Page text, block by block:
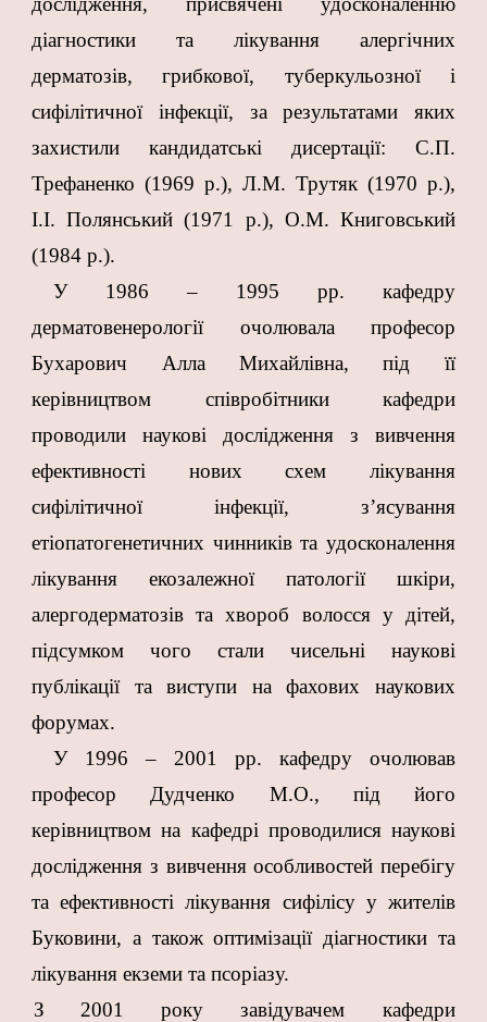
діагностики та лікування алергічних
дерматозів, грибкової, туберкульозної і
сифілітичної інфекції, за результатами яких
захистили кандидатські дисертації: С.П.
Трефаненко (1969 р.), Л.М. Трутяк (1970 р.),
І.І. Полянський (1971 р.), О.М. Книговський
(1984 р.).
У 1986 – 1995 рр. кафедру
дерматовенерології очолювала професор
Бухарович Алла Михайлівна, під її
керівництвом співробітники кафедри
проводили наукові дослідження з вивчення
ефективності нових схем лікування
сифілітичної інфекції, з’ясування
етіопатогенетичних чинників та удосконалення
лікування екозалежної патології шкіри,
алергодерматозів та хвороб волосся у дітей,
підсумком чого стали чисельні наукові
публікації та виступи на фахових наукових
форумах.
У 1996 – 2001 рр. кафедру очолював
професор Дудченко М.О., під його
керівництвом на кафедрі проводилися наукові
дослідження з вивчення особливостей перебігу
та ефективності лікування сифілісу у жителів
Буковини, а також оптимізації діагностики та
лікування екземи та псоріазу.
З
2001 року завідувачем кафедри